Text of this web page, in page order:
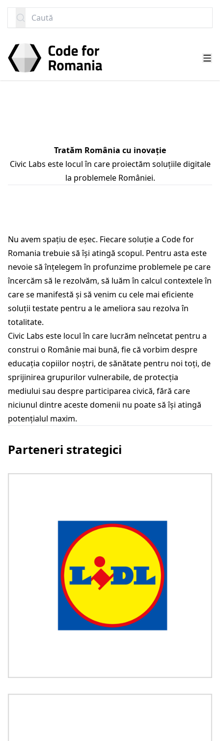
Caută
Tratăm România cu inovație
Civic Labs este locul în care proiectăm soluțiile digitale
la problemele României.
Nu avem spațiu de eșec. Fiecare soluție a Code for
Romania trebuie să își atingă scopul. Pentru asta este
nevoie să înțelegem în profunzime problemele pe care
încercăm să le rezolvăm, să luăm în calcul contextele în
care se manifestă și să venim cu cele mai eficiente
soluții testate pentru a le ameliora sau rezolva în
totalitate.
Civic Labs este locul în care lucrăm neîncetat pentru a
construi o Românie mai bună, fie că vorbim despre
educația copiilor noștri, de sănătate pentru noi toți, de
sprijinirea grupurilor vulnerabile, de protecția
mediului sau despre participarea civică, fără care
niciunul dintre aceste domenii nu poate să își atingă
potențialul maxim.
Parteneri strategici